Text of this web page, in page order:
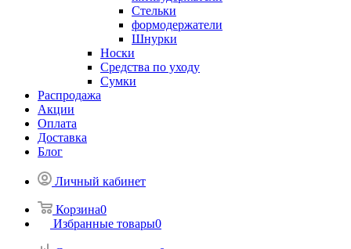
Стельки
формодержатели
Шнурки
Носки
Средства по уходу
Сумки
Распродажа
Акции
Оплата
Доставка
Блог
Личный кабинет
Корзина0
Избранные товары0